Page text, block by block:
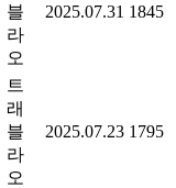
블
라
오
2025.07.31 1845
트
래
블
라
오
2025.07.23 1795